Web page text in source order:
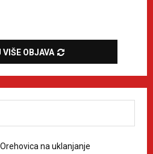
VIŠE OBJAVA
na uklanjanje